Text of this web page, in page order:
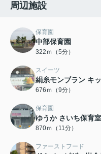
周辺施設
保育園
中部保育園
322ｍ（5分）
スイーツ
絹糸モンブラン キ
676ｍ（9分）
保育園
ゆうか さいち保育室
870ｍ（11分）
ファーストフード